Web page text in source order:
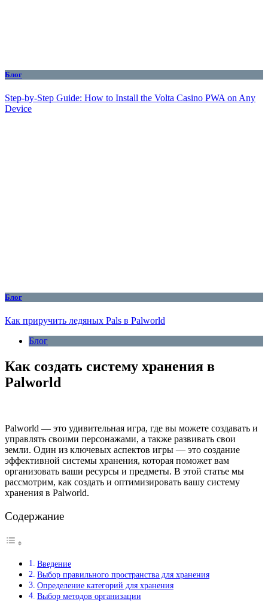
Блог
Step-by-Step Guide: How to Install the Volta Casino PWA on Any
Device
Блог
Как приручить ледяных Pals в Palworld
Блог
Как создать систему хранения в
Palworld
Palworld — это удивительная игра, где вы можете создавать и
управлять своими персонажами, а также развивать свои
земли. Один из ключевых аспектов игры — это создание
эффективной системы хранения, которая поможет вам
организовать ваши ресурсы и предметы. В этой статье мы
рассмотрим, как создать и оптимизировать вашу систему
хранения в Palworld.
Содержание
Введение
Выбор правильного пространства для хранения
Определение категорий для хранения
Выбор методов организации